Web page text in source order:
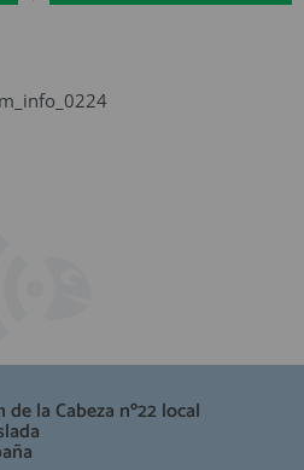
de la Cabeza nº22 local